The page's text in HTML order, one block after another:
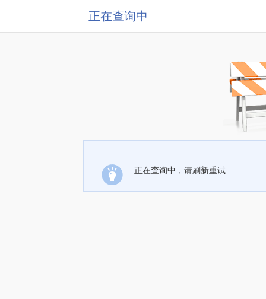
正在查询中
正在查询中，请刷新重试